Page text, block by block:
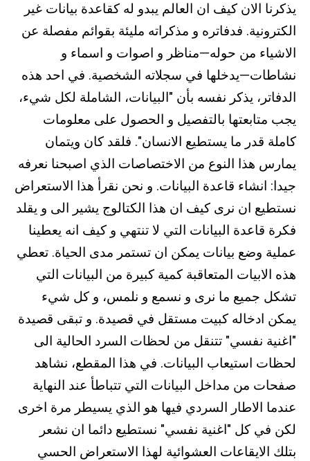
يذكرنا الان كيف ان العالم يبدو له كقاعدة بيانات غير
الكترونية. فدفاتره و مذكراته مليئة بقوائم مفصلة عن
الاشياء من حوله—مناظر و اصوات و اسماء و
نشاطات—يدخلها في سجلاته الشخصية. في احد هذه
الدفاتر، يذكر نفسه بأن "البيانات، الشاملة لكل شيء،
يجب متابعتها بالتفصيل و الحصول على معلومات
كاملة قدر ما يستطيع الانسان". فلقد كان ويتمان
يمارس هذا النوع من الاختصاصات الذي اصبحنا نعرفه
جيدا: انشاء قاعدة البيانات. و نحن نقرأ هذا الاستعراض
نستطيع ان نرى كيف ان هذا الكتالوج يشير الى و يقلد
فكرة قاعدة البيانات التي لا تنتهي و كيف انه يعطينا
عملية وضع بيانات يمكن ان تستمر مدى الحياة. تعطي
هذه الابيات المتعاقبة كمية كبيرة من البيانات التي
تشكل جميع ما نرى و نسمع و نلمس، و كل شيء
يمكن ادخاله كبيت مستقل في قصيدة. و تبقى قصيدة
"اغنية نفسي" تتنقل من لحظات السرد الحالية الى
لحظات استيعاب البيانات. في هذا المقطع، نشاهد
صفحات من مداخل البيانات التي تتباطأ عند النهاية
عندما الاطار السردي فيها هو الذي يسيطر مرة اخرى
لكن في كل "اغنية نفسي" نستطيع دائما ان نشعر
بتلك الايقاعات العشوائية لهذا الاستعراض الحسي